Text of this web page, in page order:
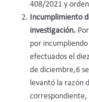
408/2021 y
Incumplimiento
investigación.
por incumpliendo
efectuados el
de diciembre,6
levantó la razón
correspondiente,